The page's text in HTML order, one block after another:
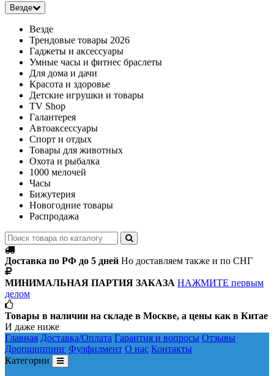
Везде
Везде
Трендовые товары 2026
Гаджеты и аксессуары
Умные часы и фитнес браслеты
Для дома и дачи
Красота и здоровье
Детские игрушки и товары
TV Shop
Галантерея
Автоаксессуары
Спорт и отдых
Товары для животных
Охота и рыбалка
1000 мелочей
Часы
Бижутерия
Новогодние товары
Распродажа
Доставка по РФ до 5 дней Но доставляем также и по СНГ
МИНИМАЛЬНАЯ ПАРТИЯ ЗАКАЗА НАЖМИТЕ первым
делом
Товары в наличии на складе в Москве, а цены как в Китае
И даже ниже
Главная Доставка/Оплата Гарантия и вопросы Отзывы
Дропшиппинг Фулфилмент О нас Контакты
Категории